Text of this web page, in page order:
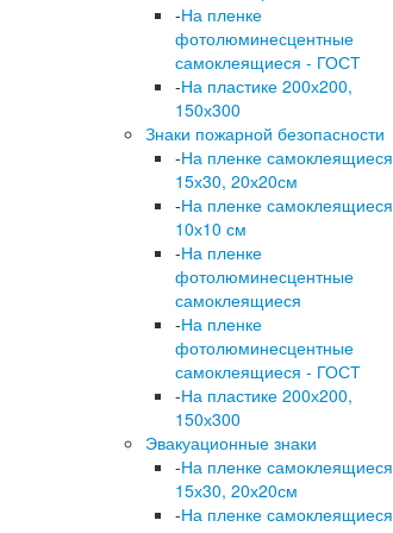
-На пленке
фотолюминесцентные
самоклеящиеся - ГОСТ
-На пластике 200х200,
150х300
Знаки пожарной безопасности
-На пленке самоклеящиеся
15х30, 20х20см
-На пленке самоклеящиеся
10х10 см
-На пленке
фотолюминесцентные
самоклеящиеся
-На пленке
фотолюминесцентные
самоклеящиеся - ГОСТ
-На пластике 200х200,
150х300
Эвакуационные знаки
-На пленке самоклеящиеся
15х30, 20х20см
-На пленке самоклеящиеся